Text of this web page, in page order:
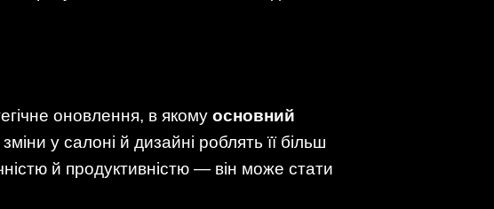
оновлення, в якому основний
у салоні й дизайні роблять її більш
й продуктивністю — він може стати